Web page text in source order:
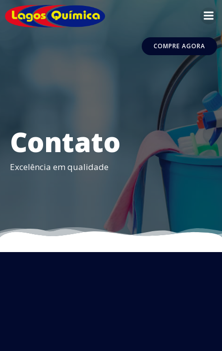
conteúdo
COMPRE AGORA
Contato
Excelência em qualidade